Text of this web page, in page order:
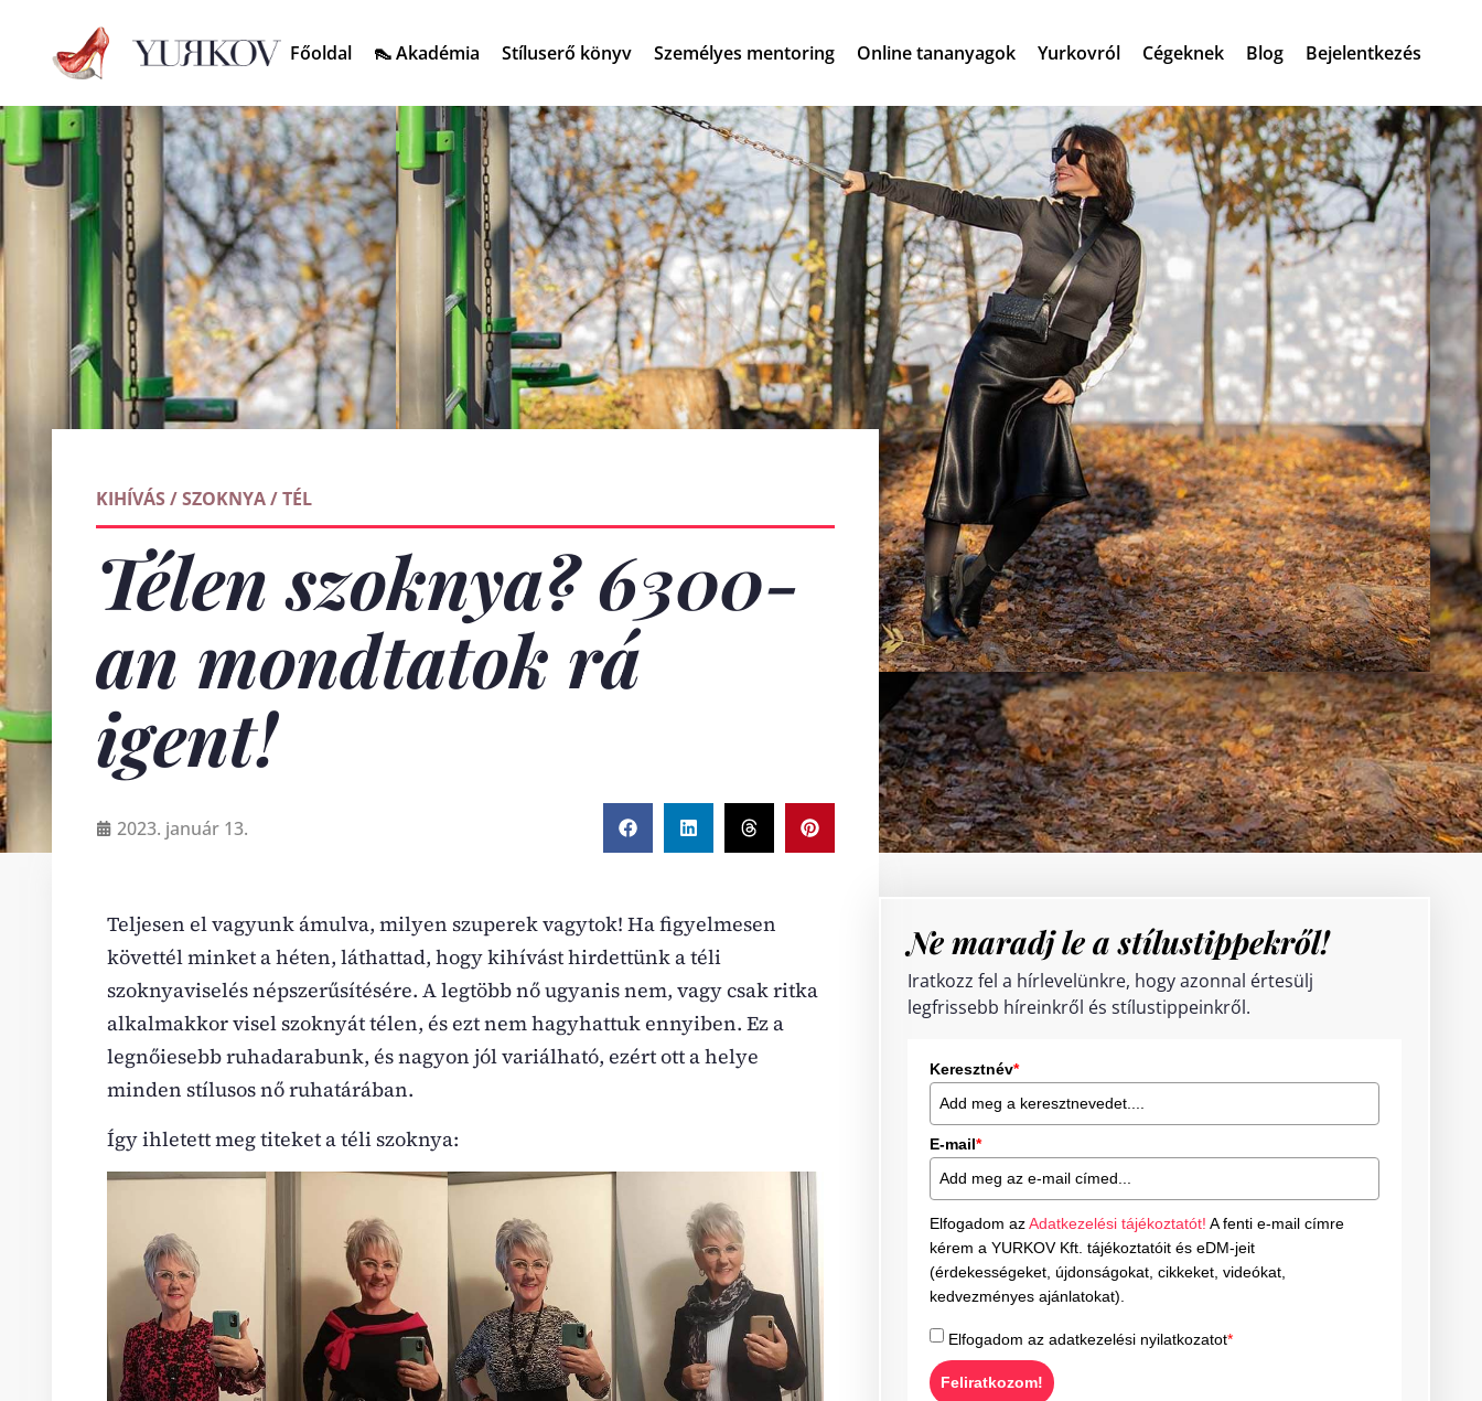
Főoldal 👠 Akadémia Stíluserő könyv Személyes mentoring Online tananyagok Yurkovról Cégeknek Blog Bejelentkezés
KIHÍVÁS/SZOKNYA/TÉL
Télen szoknya? 6300-
an mondtatok rá
igent!
2023. január 13.
Teljesen el vagyunk ámulva, milyen szuperek vagytok! Ha figyelmesen
követtél minket a héten, láthattad, hogy kihívást hirdettünk a téli
szoknyaviselés népszerűsítésére. A legtöbb nő ugyanis nem, vagy csak ritka
alkalmakkor visel szoknyát télen, és ezt nem hagyhattuk ennyiben. Ez a
legnőiesebb ruhadarabunk, és nagyon jól variálható, ezért ott a helye
minden stílusos nő ruhatárában.
Így ihletett meg titeket a téli szoknya:
Ne maradj le a stílustippekről!
Iratkozz fel a hírlevelünkre, hogy azonnal értesülj
legfrissebb híreinkről és stílustippeinkről.
Keresztnév*
E-mail*
Elfogadom azAdatkezelési tájékoztatót! A fenti e-mail címre
kérem a YURKOV Kft. tájékoztatóit és eDM-jeit
(érdekességeket, újdonságokat, cikkeket, videókat,
kedvezményes ajánlatokat).
Elfogadom az adatkezelési nyilatkozatot*
Feliratkozom!